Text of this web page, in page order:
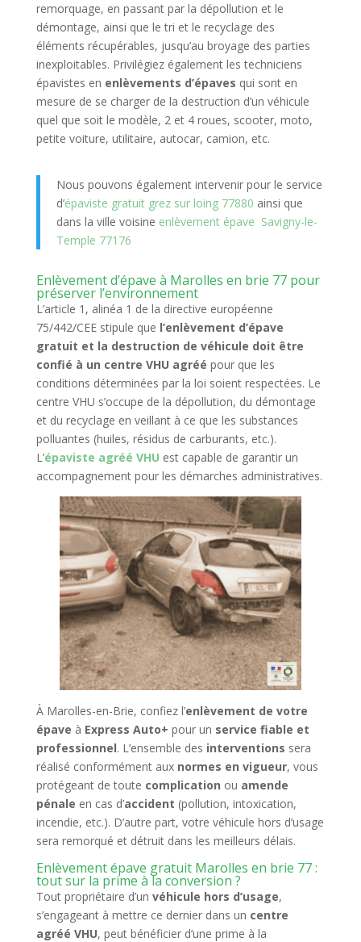
remorquage, en passant par la dépollution et le
démontage, ainsi que le tri et le recyclage des
éléments récupérables, jusqu’au broyage des parties
inexploitables. Privilégiez également les techniciens
épavistes en enlèvements d’épaves qui sont en
mesure de se charger de la destruction d’un véhicule
quel que soit le modèle, 2 et 4 roues, scooter, moto,
petite voiture, utilitaire, autocar, camion, etc.
Nous pouvons également intervenir pour le service
d’épaviste gratuit grez sur loing 77880 ainsi que
dans la ville voisine enlèvement épave Savigny-le-
Temple 77176
Enlèvement d’épave à Marolles en brie 77 pour
préserver l’environnement
L’article 1, alinéa 1 de la directive européenne
75/442/CEE stipule que l’enlèvement d’épave
gratuit et la destruction de véhicule doit être
confié à un centre VHU agréé pour que les
conditions déterminées par la loi soient respectées. Le
centre VHU s’occupe de la dépollution, du démontage
et du recyclage en veillant à ce que les substances
polluantes (huiles, résidus de carburants, etc.).
L’épaviste agréé VHU est capable de garantir un
accompagnement pour les démarches administratives.
À Marolles-en-Brie, confiez l’enlèvement de votre
épave à Express Auto+ pour un service fiable et
professionnel. L’ensemble des interventions sera
réalisé conformément aux normes en vigueur, vous
protégeant de toute complication ou amende
pénale en cas d’accident (pollution, intoxication,
incendie, etc.). D’autre part, votre véhicule hors d’usage
sera remorqué et détruit dans les meilleurs délais.
Enlèvement épave gratuit Marolles en brie 77 :
tout sur la prime à la conversion ?
Tout propriétaire d’un véhicule hors d’usage,
s’engageant à mettre ce dernier dans un centre
agréé VHU, peut bénéficier d’une prime à la